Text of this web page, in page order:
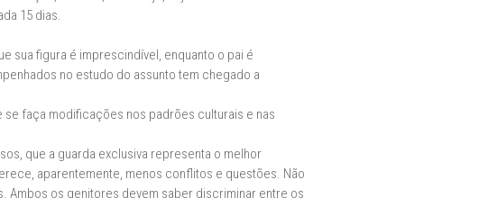
15 dias.
sua figura é imprescindível, enquanto o pai é
no estudo do assunto tem chegado a
faça modificações nos padrões culturais e nas
que a guarda exclusiva representa o melhor
aparentemente, menos conflitos e questões. Não
os genitores devem saber discriminar entre os